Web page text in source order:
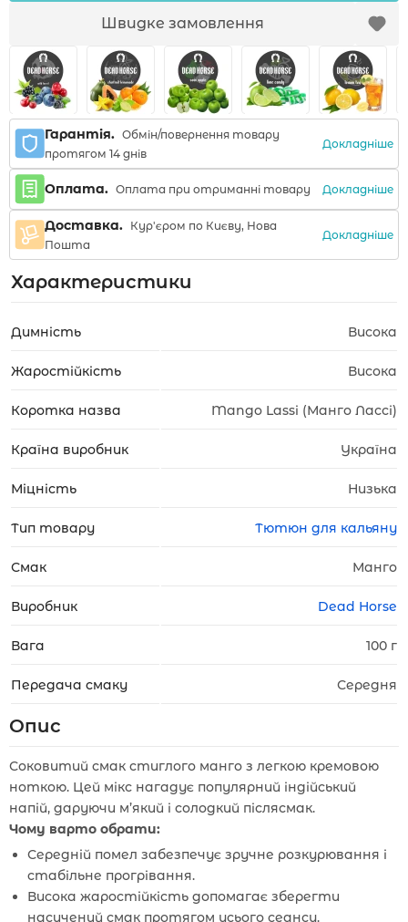
Швидке замовлення
Гарантія. Обмін/повернення товару
протягом 14 днів
Докладніше
Оплата. Оплата при отриманні товару Докладніше
Доставка. Кур'єром по Києву, Нова
Пошта
Докладніше
Характеристики
Димність Висока
Жаростійкість Висока
Коротка назва Mango Lassi (Манго Лассі)
Країна виробник Україна
Міцність Низька
Тип товару Тютюн для кальяну
Смак Манго
Виробник Dead Horse
Вага 100 г
Передача смаку Середня
Опис
Соковитий смак стиглого манго з легкою кремовою
ноткою. Цей мікс нагадує популярний індійський
напій, даруючи м’який і солодкий післясмак.
Чому варто обрати:
Середній помел забезпечує зручне розкурювання і
стабільне прогрівання.
Висока жаростійкість допомагає зберегти
насичений смак протягом усього сеансу.